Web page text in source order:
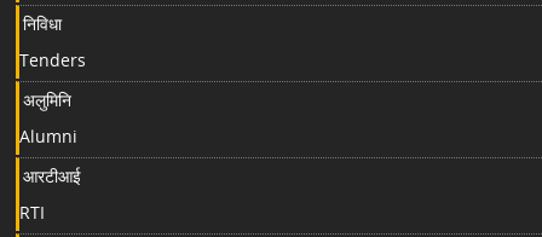
निविधा
Tenders
अलुमिनि
Alumni
आरटीआई
RTI